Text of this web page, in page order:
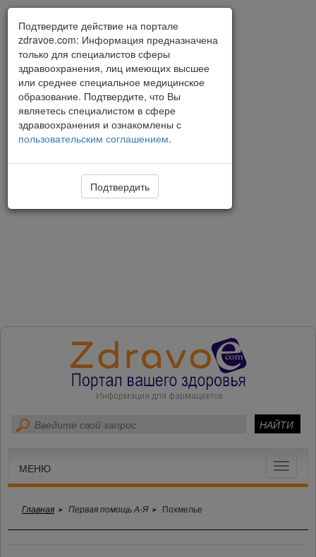
Toggle
МЕНЮ
Главная Первая помощь А-Я Похмелье
Подтвердите действие на портале
zdravoe.com: Информация предназначена
только для специалистов сферы
здравоохранения, лиц имеющих высшее
или среднее специальное медицинское
образование. Подтвердите, что Вы
являетесь специалистом в сфере
здравоохранения и ознакомлены с
пользовательским соглашением.
Подтвердить